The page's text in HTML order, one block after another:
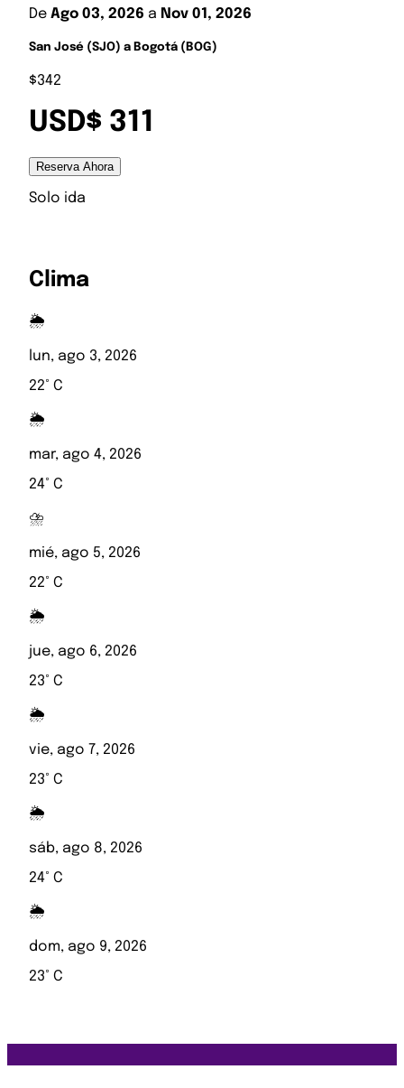
De Ago 03, 2026 a Nov 01, 2026
San José (SJO) a Bogotá (BOG)
$342
USD$ 311
Reserva Ahora
Solo ida
Clima
🌦️
lun, ago 3, 2026
22° C
🌦️
mar, ago 4, 2026
24° C
⛈️
mié, ago 5, 2026
22° C
🌦️
jue, ago 6, 2026
23° C
🌦️
vie, ago 7, 2026
23° C
🌦️
sáb, ago 8, 2026
24° C
🌦️
dom, ago 9, 2026
23° C